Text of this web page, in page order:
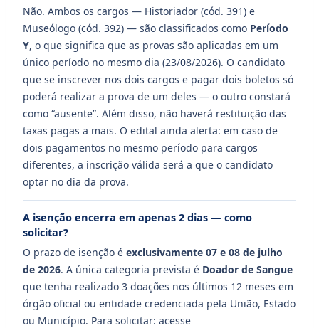
Não. Ambos os cargos — Historiador (cód. 391) e
Museólogo (cód. 392) — são classificados como Período
Y, o que significa que as provas são aplicadas em um
único período no mesmo dia (23/08/2026). O candidato
que se inscrever nos dois cargos e pagar dois boletos só
poderá realizar a prova de um deles — o outro constará
como “ausente”. Além disso, não haverá restituição das
taxas pagas a mais. O edital ainda alerta: em caso de
dois pagamentos no mesmo período para cargos
diferentes, a inscrição válida será a que o candidato
optar no dia da prova.
A isenção encerra em apenas 2 dias — como
solicitar?
O prazo de isenção é exclusivamente 07 e 08 de julho
de 2026. A única categoria prevista é Doador de Sangue
que tenha realizado 3 doações nos últimos 12 meses em
órgão oficial ou entidade credenciada pela União, Estado
ou Município. Para solicitar: acesse